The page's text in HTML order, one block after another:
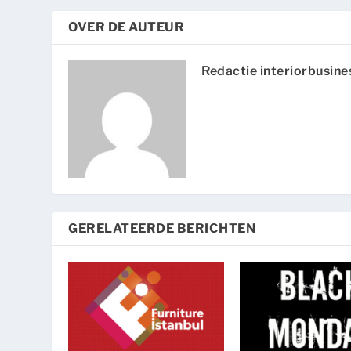
OVER DE AUTEUR
Redactie
GERELATEERDE BERICHTEN